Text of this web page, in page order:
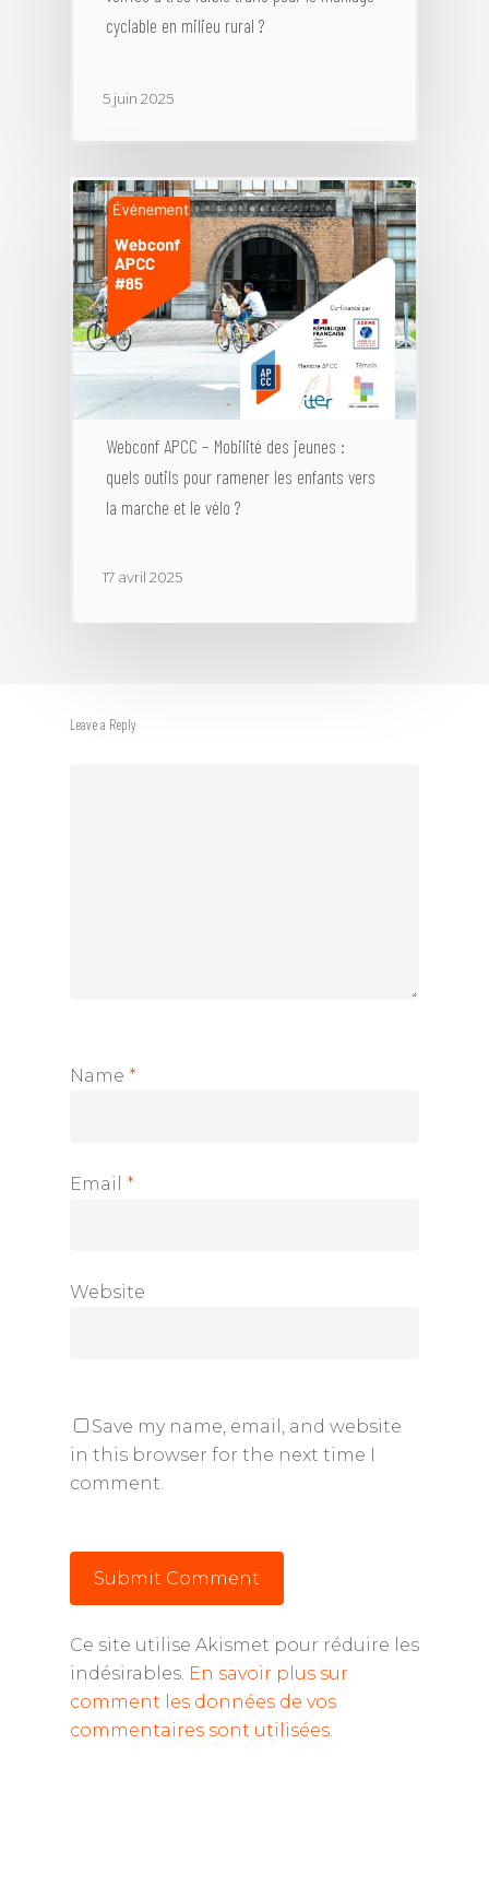
cyclable en milieu rural ?
5 juin 2025
Webconf APCC – Mobilité des jeunes :
quels outils pour ramener les enfants vers
la marche et le vélo ?
17 avril 2025
Leave a Reply
Name *
Email *
Website
Save my name, email, and website
in this browser for the next time I
comment.
Ce site utilise Akismet pour réduire les
indésirables. En savoir plus sur
comment les données de vos
commentaires sont utilisées